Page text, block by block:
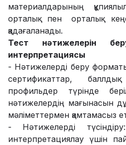
материалдарының
орталық пен орталық
қадағаланады.
Тест нәтижелерін
интерпретациясы
- Нәтижелерді беру
сертификаттар,
профильдер түрінде
нәтижелердің мағынасын
мәліметтермен қамтамасыз
- Нәтижелерді
интерпретациялау үшін